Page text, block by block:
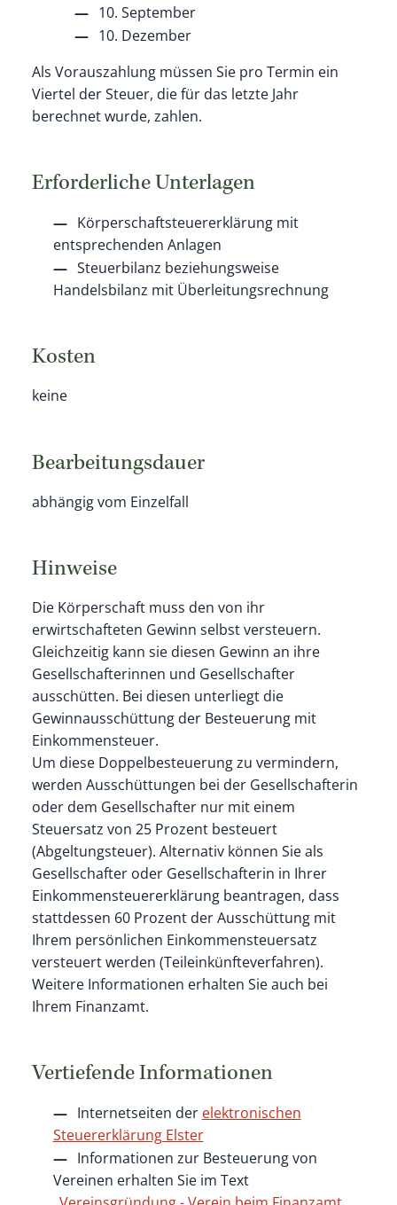
10. September
10. Dezember
Als Vorauszahlung müssen Sie pro Termin ein
Viertel der Steuer, die für das letzte Jahr
berechnet wurde, zahlen.
Erforderliche Unterlagen
Körperschaftsteuererklärung mit
entsprechenden Anlagen
Steuerbilanz beziehungsweise
Handelsbilanz mit Überleitungsrechnung
Kosten
keine
Bearbeitungsdauer
abhängig vom Einzelfall
Hinweise
Die Körperschaft muss den von ihr
erwirtschafteten Gewinn selbst versteuern.
Gleichzeitig kann sie diesen Gewinn an ihre
Gesellschafterinnen und Gesellschafter
ausschütten. Bei diesen unterliegt die
Gewinnausschüttung der Besteuerung mit
Einkommensteuer.
Um diese Doppelbesteuerung zu vermindern,
werden Ausschüttungen bei der Gesellschafterin
oder dem Gesellschafter nur mit einem
Steuersatz von 25 Prozent besteuert
(Abgeltungsteuer). Alternativ können Sie als
Gesellschafter oder Gesellschafterin in Ihrer
Einkommensteuererklärung beantragen, dass
stattdessen 60 Prozent der Ausschüttung mit
Ihrem persönlichen Einkommensteuersatz
versteuert werden (Teileinkünfteverfahren).
Weitere Informationen erhalten Sie auch bei
Ihrem Finanzamt.
Vertiefende Informationen
Internetseiten der elektronischen
Steuererklärung Elster
Informationen zur Besteuerung von
Vereinen erhalten Sie im Text